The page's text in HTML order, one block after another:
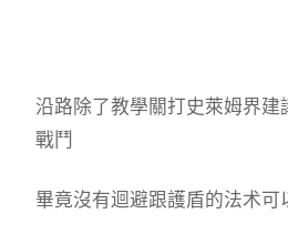
沿路除了教學關打史萊姆界建
戰鬥
畢竟沒有迴避跟護盾的法术可